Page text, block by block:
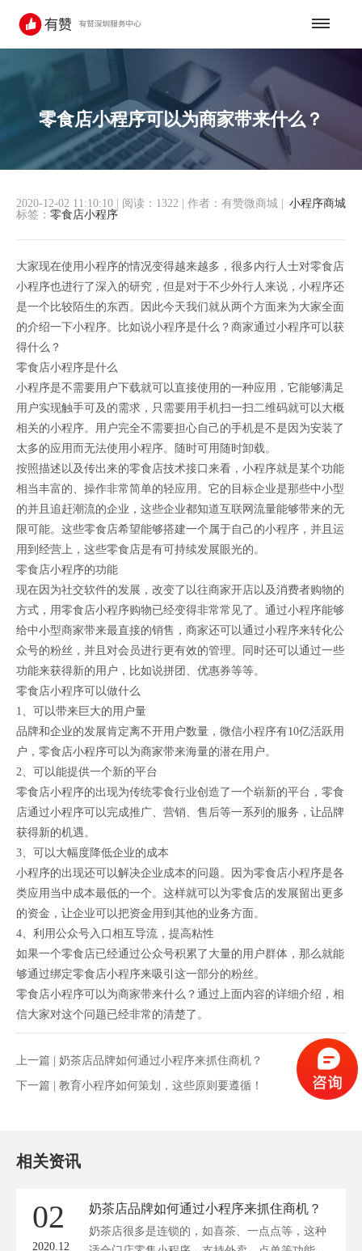
零食店小程序可以为商家带来什么？
小程序商城
2020-12-02 11:10:10 阅读：1322 作者：有赞微商城
标签： 零食店小程序
大家现在使用小程序的情况变得越来越多，很多内行人士对零食店
小程序也进行了深入的研究，但是对于不少外行人来说，小程序还
是一个比较陌生的东西。因此今天我们就从两个方面来为大家全面
的介绍一下小程序。比如说小程序是什么？商家通过小程序可以获
得什么？
零食店小程序是什么
小程序是不需要用户下载就可以直接使用的一种应用，它能够满足
用户实现触手可及的需求，只需要用手机扫一扫二维码就可以大概
相关的小程序。用户完全不需要担心自己的手机是不是因为安装了
太多的应用而无法使用小程序。随时可用随时卸载。
按照描述以及传出来的零食店技术接口来看，小程序就是某个功能
相当丰富的、操作非常简单的轻应用。它的目标企业是那些中小型
的并且追赶潮流的企业，这些企业都知道互联网流量能够带来的无
限可能。这些零食店希望能够搭建一个属于自己的小程序，并且运
用到经营上，这些零食店是有可持续发展眼光的。
零食店小程序的功能
现在因为社交软件的发展，改变了以往商家开店以及消费者购物的
方式，用零食店小程序购物已经变得非常常见了。通过小程序能够
给中小型商家带来最直接的销售，商家还可以通过小程序来转化公
众号的粉丝，并且对会员进行更有效的管理。同时还可以通过一些
功能来获得新的用户，比如说拼团、优惠券等等。
零食店小程序可以做什么
1、可以带来巨大的用户量
品牌和企业的发展肯定离不开用户数量，微信小程序有10亿活跃用
户，零食店小程序可以为商家带来海量的潜在用户。
2、可以能提供一个新的平台
零食店小程序的出现为传统零食行业创造了一个崭新的平台，零食
店通过小程序可以完成推广、营销、售后等一系列的服务，让品牌
获得新的机遇。
3、可以大幅度降低企业的成本
小程序的出现还可以解决企业成本的问题。因为零食店小程序是各
类应用当中成本最低的一个。这样就可以为零食店的发展留出更多
的资金，让企业可以把资金用到其他的业务方面。
4、利用公众号入口相互导流，提高粘性
如果一个零食店已经通过公众号积累了大量的用户群体，那么就能
够通过绑定零食店小程序来吸引这一部分的粉丝。
零食店小程序可以为商家带来什么？通过上面内容的详细介绍，相
信大家对这个问题已经非常的清楚了。
上一篇 | 奶茶店品牌如何通过小程序来抓住商机？
下一篇 | 教育小程序如何策划，这些原则要遵循！
相关资讯
02
2020.12
奶茶店品牌如何通过小程序来抓住商机？
奶茶店很多是连锁的，如喜茶、一点点等，这种